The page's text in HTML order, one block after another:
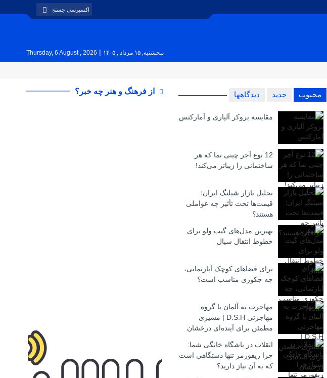
پنجشنبه, ۱۵ مرداد , ۱۴۰۵ |
Thursday, 6 August , 2026
محبوب جدید دیدگاهها
مقایسه بروکر آلپاری و آمارکتس
12 نوع آجر چینی نما که هر
ساختمانی را زیباتر می‌کند!
تحلیل بازار شیلنگ ایران؛
قیمت‌ها تحت تأثیر چه عواملی
هستند؟
بهترین مدل‌های گیت ولو برای
خطوط انتقال سیال
برای فضاهای کوچک آپارتمانی،
چه جکوزی مناسب است؟
مهاجرت به آلمان با گروه
مهاجرتی D.S.H | مسیری
مطمئن برای آینده‌ای درخشان
انقلاب در باشگاه خانگی شما:
چرا ریفورمر تنها دستگاهی است
که به آن نیاز دارید؟
از فرهنگ و هنر چه خبر؟